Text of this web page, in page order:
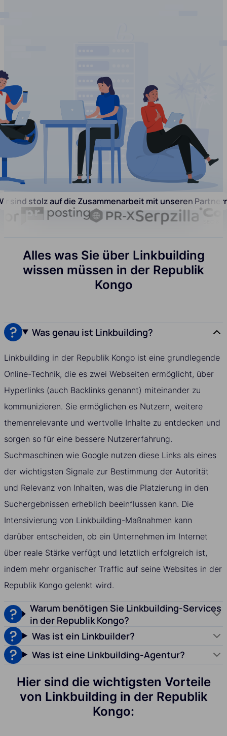
sind stolz auf die Zusammenarbeit mit unseren
Alles was Sie über Linkbuilding
wissen müssen in der Republik
Kongo
Was genau ist Linkbuilding?
Linkbuilding in der Republik Kongo ist eine grundlegende
Online-Technik, die es zwei Webseiten ermöglicht, über
Hyperlinks (auch Backlinks genannt) miteinander zu
kommunizieren. Sie ermöglichen es Nutzern, weitere
themenrelevante und wertvolle Inhalte zu entdecken und
sorgen so für eine bessere Nutzererfahrung.
Suchmaschinen wie Google nutzen diese Links als eines
der wichtigsten Signale zur Bestimmung der Autorität
und Relevanz von Inhalten, was die Platzierung in den
Suchergebnissen erheblich beeinflussen kann. Die
Intensivierung von Linkbuilding-Maßnahmen kann
darüber entscheiden, ob ein Unternehmen im Internet
über reale Stärke verfügt und letztlich erfolgreich ist,
indem mehr organischer Traffic auf seine Websites in der
Republik Kongo gelenkt wird.
Warum benötigen Sie Linkbuilding-Services
in der Republik Kongo?
Was ist ein Linkbuilder?
Was ist eine Linkbuilding-Agentur?
Hier sind die wichtigsten Vorteile
von Linkbuilding in der Republik
Kongo: